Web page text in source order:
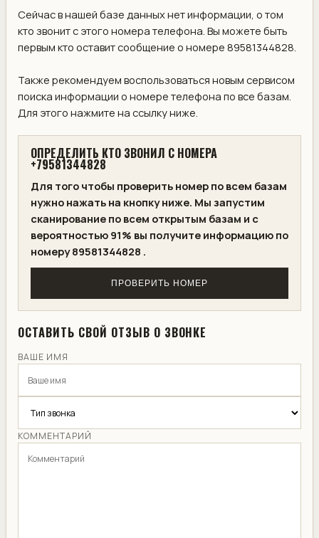
Сейчас в нашей базе данных нет информации, о том
кто звонит с этого номера телефона. Вы можете быть
первым кто оставит сообщение о номере 89581344828.
Также рекомендуем воспользоваться новым сервисом
поиска информации о номере телефона по все базам.
Для этого нажмите на ссылку ниже.
ОПРЕДЕЛИТЬ КТО ЗВОНИЛ С НОМЕРА
+79581344828
Для того чтобы проверить номер по всем базам
нужно нажать на кнопку ниже. Мы запустим
сканирование по всем открытым базам и с
вероятностью 91% вы получите информацию по
номеру 89581344828 .
ПРОВЕРИТЬ НОМЕР
ОСТАВИТЬ СВОЙ ОТЗЫВ О ЗВОНКЕ
ВАШЕ ИМЯ
КОММЕНТАРИЙ